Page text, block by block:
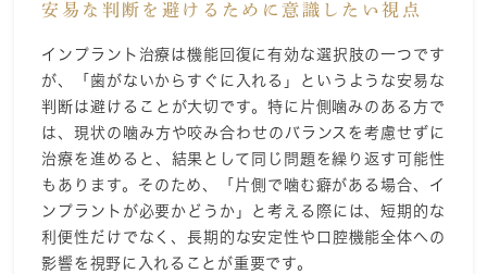
安易な判断を避けるために意識したい視点
インプラント治療は機能回復に有効な選択肢の一つです
が、「歯がないからすぐに入れる」というような安易な
判断は避けることが大切です。特に片側噛みのある方で
は、現状の噛み方や咬み合わせのバランスを考慮せずに
治療を進めると、結果として同じ問題を繰り返す可能性
もあります。そのため、「片側で噛む癖がある場合、イ
ンプラントが必要かどうか」と考える際には、短期的な
利便性だけでなく、長期的な安定性や口腔機能全体への
影響を視野に入れることが重要です。